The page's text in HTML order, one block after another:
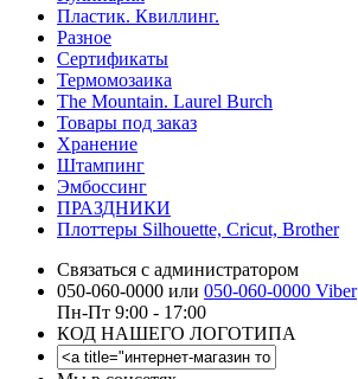
Пластик. Квиллинг.
Разное
Сертификаты
Термомозаика
The Mountain. Laurel Burch
Товары под заказ
Хранение
Штампинг
Эмбоссинг
ПРАЗДНИКИ
Плоттеры Silhouette, Cricut, Brother
Связаться с администратором
050-060-0000 или 050-060-0000 Viber
Пн-Пт 9:00 - 17:00
КОД НАШЕГО ЛОГОТИПА